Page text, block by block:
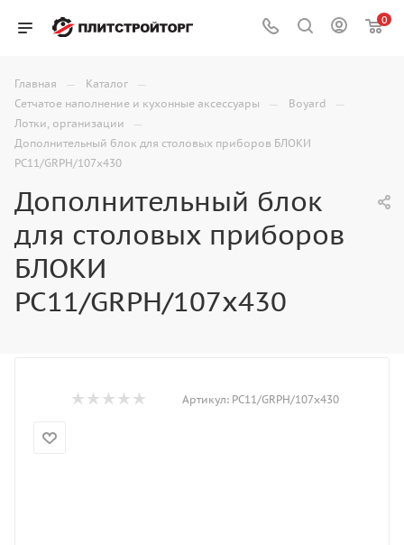
0
Главная — Каталог —
Сетчатое наполнение и кухонные аксессуары — Boyard —
Лотки, организации —
Дополнительный блок для столовых приборов БЛОКИ
PC11/GRPH/107x430
Дополнительный блок
для столовых приборов
БЛОКИ
PC11/GRPH/107x430
Артикул: PC11/GRPH/107x430